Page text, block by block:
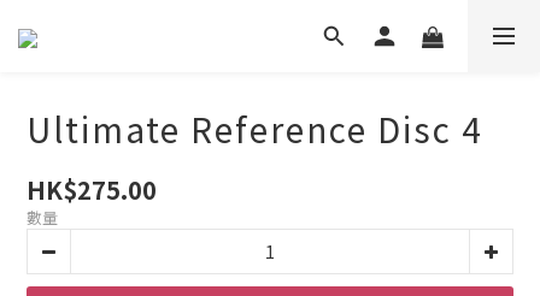
Ultimate Reference Disc 4
HK$275.00
數量